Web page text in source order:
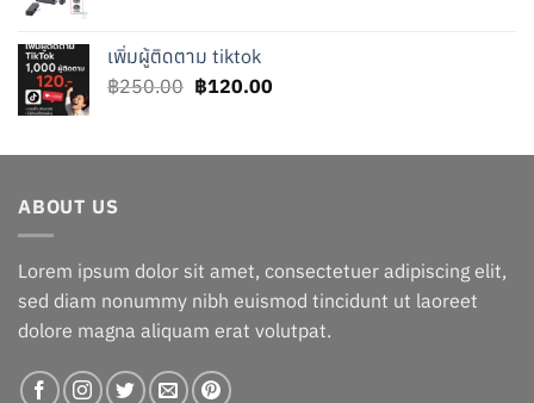
฿769.00.
เพิ่มผู้ติดตาม tiktok
฿250.00 Original
฿250.00.
฿120.00Current
฿120.00.
ABOUT US
Lorem ipsum dolor sit amet, consectetuer adipiscing elit,
sed diam nonummy nibh euismod tincidunt ut laoreet
dolore magna aliquam erat volutpat.